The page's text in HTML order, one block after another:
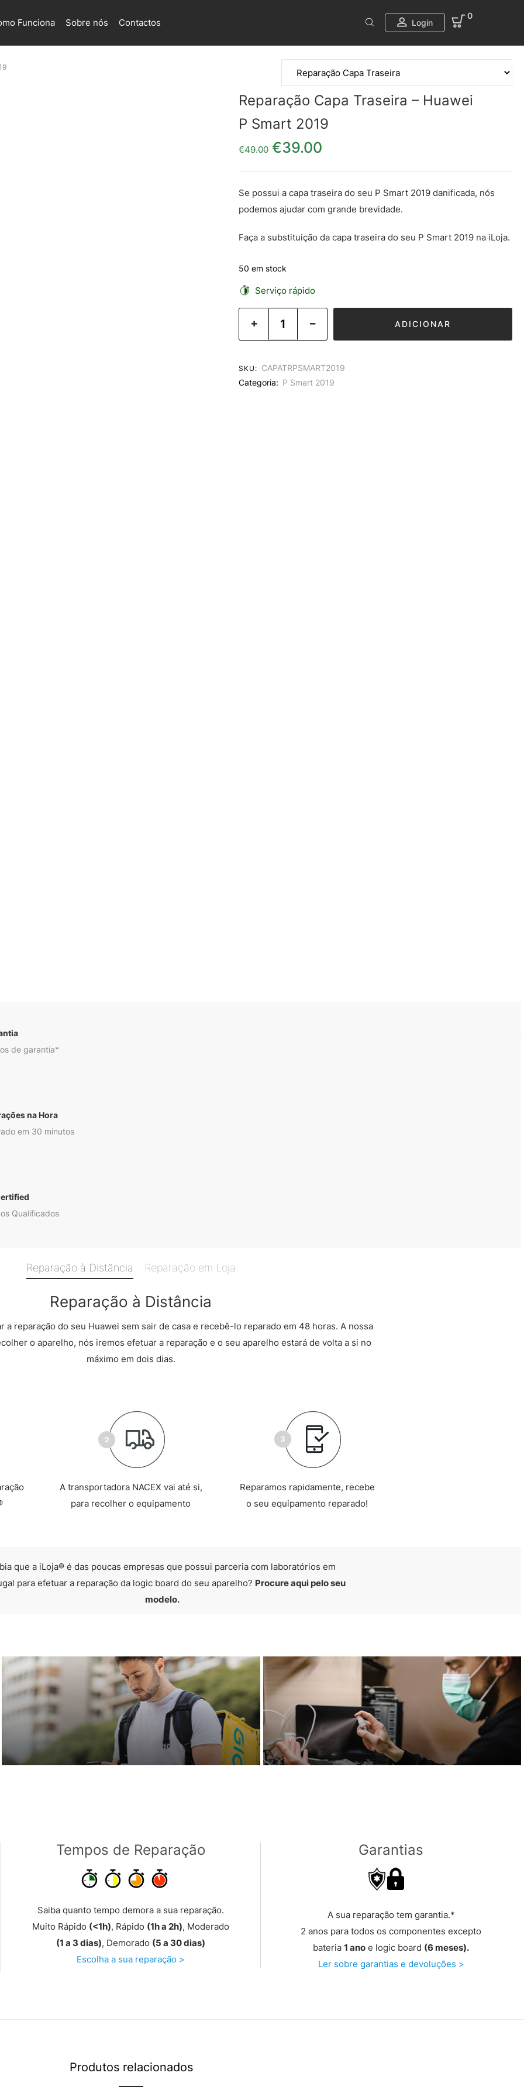
Funciona Sobre nós Contactos Login
0
Reparação Capa Traseira – Huawei
P Smart 2019
€49.00 O preço original era: €49.00.
€39.00
Se possui a capa traseira do seu P Smart 2019 danificada, nós
podemos ajudar com grande brevidade.
Faça a substituição da capa traseira do seu P Smart 2019 na iLoja.
50 em stock
Serviço rápido
ADICIONAR
SKU: CAPATRPSMART2019
Categoria: P Smart 2019
de garantia*
na Hora
em 30 minutos
Qualificados
Reparação à Distância Reparação em Loja
Reparação à Distância
a reparação do seu Huawei sem sair de casa e recebê-lo reparado em 48 horas. A nossa
o aparelho, nós iremos efetuar a reparação e o seu aparelho estará de volta a si no
máximo em dois dias.
A transportadora NACEX vai até si,
para recolher o equipamento
Reparamos rapidamente, recebe
o seu equipamento reparado!
que a iLoja® é das poucas empresas que possui parceria com laboratórios em
para efetuar a reparação da logic board do seu aparelho? Procure aqui pelo seu
modelo.
Tempos de Reparação
Saiba quanto tempo demora a sua reparação.
Muito Rápido (<1h), Rápido (1h a 2h), Moderado
(1 a 3 dias), Demorado (5 a 30 dias)
Escolha a sua reparação >
Garantias
A sua reparação tem garantia.*
2 anos para todos os componentes excepto
bateria1 ano e logic board (6 meses).
Ler sobre garantias e devoluções >
Produtos relacionados